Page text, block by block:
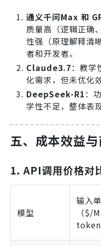
通义千问Max 和
质量高（逻辑正确
性强（原理解释清
者和开发者。
Claude3.7：教学
化需求，但未优化
DeepSeek-R1：
学性不足，整体表
五、成本效益
1. API调用价格对
模型
输入
（$/M